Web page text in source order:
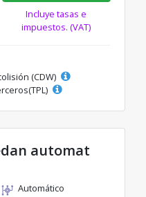
Incluye tasas e
impuestos. (VAT)
(CDW)
automat
Automático